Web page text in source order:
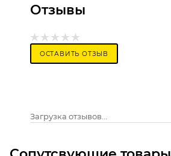
Отзывы
ОСТАВИТЬ ОТЗЫВ
Загрузка отзывов...